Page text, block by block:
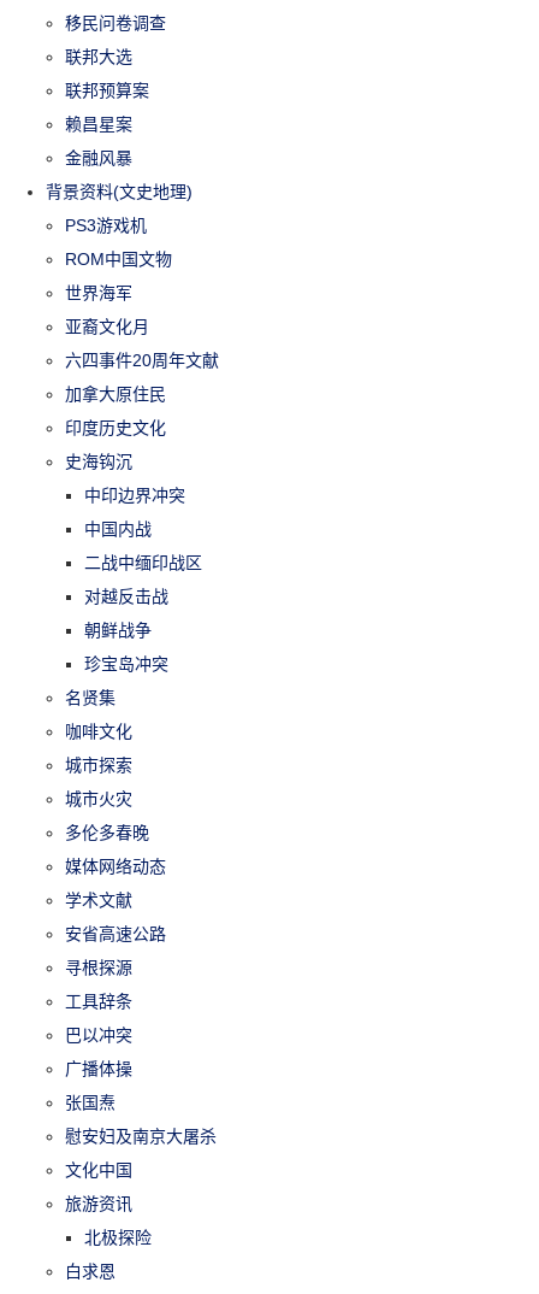
移民问卷调查
联邦大选
联邦预算案
赖昌星案
金融风暴
背景资料(文史地理)
PS3游戏机
ROM中国文物
世界海军
亚裔文化月
六四事件20周年文献
加拿大原住民
印度历史文化
史海钩沉
中印边界冲突
中国内战
二战中缅印战区
对越反击战
朝鲜战争
珍宝岛冲突
名贤集
咖啡文化
城市探索
城市火灾
多伦多春晚
媒体网络动态
学术文献
安省高速公路
寻根探源
工具辞条
巴以冲突
广播体操
张国焘
慰安妇及南京大屠杀
文化中国
旅游资讯
北极探险
白求恩